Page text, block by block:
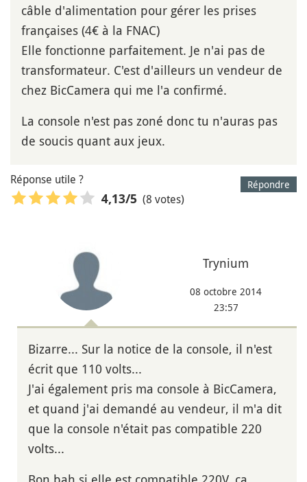
câble d'alimentation pour gérer les prises
françaises (4€ à la FNAC)
Elle fonctionne parfaitement. Je n'ai pas de
transformateur. C'est d'ailleurs un vendeur de
chez BicCamera qui me l'a confirmé.
La console n'est pas zoné donc tu n'auras pas
de soucis quant aux jeux.
Répondre
Réponse utile ?
4,13/5 (8 votes)
Trynium
08 octobre 2014
23:57
Bizarre... Sur la notice de la console, il n'est
écrit que 110 volts...
J'ai également pris ma console à BicCamera,
et quand j'ai demandé au vendeur, il m'a dit
que la console n'était pas compatible 220
volts...